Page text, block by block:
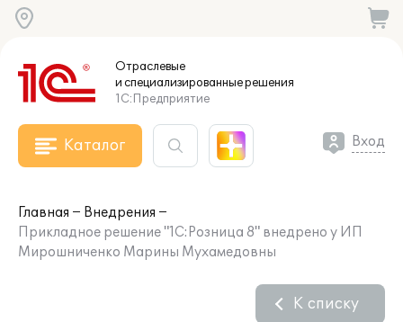
Отраслевые
и специализированныерешения
1С:Предприятие
Каталог Вход
Главная
Внедрения
Прикладное решение "1С:Розница 8" внедрено у ИП
Мирошниченко Марины Мухамедовны
К списку